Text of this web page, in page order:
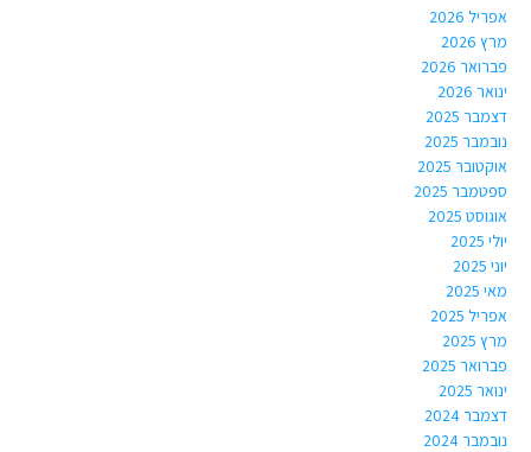
אפריל 2026
מרץ 2026
פברואר 2026
ינואר 2026
דצמבר 2025
נובמבר 2025
אוקטובר 2025
ספטמבר 2025
אוגוסט 2025
יולי 2025
יוני 2025
מאי 2025
אפריל 2025
מרץ 2025
פברואר 2025
ינואר 2025
דצמבר 2024
נובמבר 2024